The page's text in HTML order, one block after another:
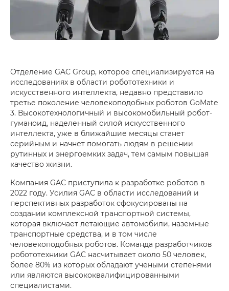
Отделение GAC Group, которое специализируется на
исследованиях в области робототехники и
искусственного интеллекта, недавно представило
третье поколение человекоподобных роботов GoMate
3. Высокотехнологичный и высокомобильный робот-
гуманоид, наделенный силой искусственного
интеллекта, уже в ближайшие месяцы станет
серийным и начнет помогать людям в решении
рутинных и энергоемких задач, тем самым повышая
качество жизни.
Компания GAC приступила к разработке роботов в
2022 году. Усилия GAC в области исследований и
перспективных разработок сфокусированы на
создании комплексной транспортной системы,
которая включает летающие автомобили, наземные
транспортные средства, и в том числе
человекоподобных роботов. Команда разработчиков
робототехники GAC насчитывает около 50 человек,
более 80% из которых обладают учеными степенями
или являются высококвалифицированными
специалистами.